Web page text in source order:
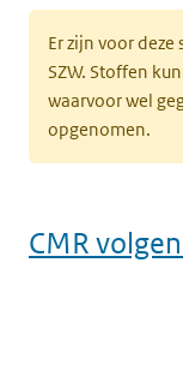
Er zijn voor
SZW. Stoffen
waarvoor wel
opgenomen.
CMR